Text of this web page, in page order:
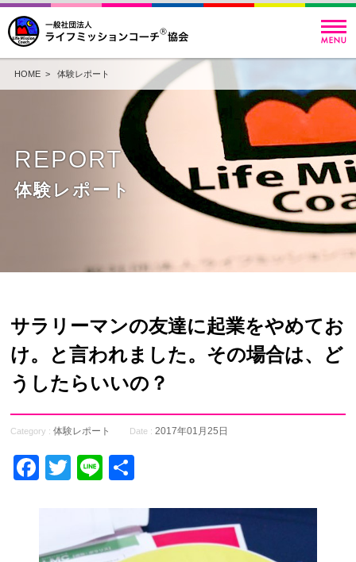
HOME> 体験レポート
REPORT
体験レポート
サラリーマンの友達に起業をやめてお
け。と言われました。その場合は、ど
うしたらいいの？
Category :体験レポート Date : 2017年01月25日
Facebook
Twitter
Line